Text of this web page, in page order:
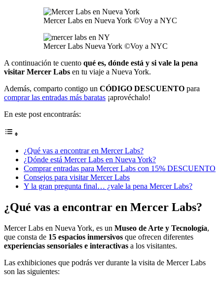
Mercer Labs en Nueva York ©Voy a NYC
Mercer Labs Nueva York ©Voy a NYC
A continuación te cuento qué es, dónde está y si vale la pena
visitar Mercer Labs en tu viaje a Nueva York.
Además, comparto contigo un CÓDIGO DESCUENTO para
comprar las entradas más baratas ¡aprovéchalo!
En este post encontrarás:
¿Qué vas a encontrar en Mercer Labs?
¿Dónde está Mercer Labs en Nueva York?
Comprar entradas para Mercer Labs con 15% DESCUENTO
Consejos para visitar Mercer Labs
Y la gran pregunta final… ¿vale la pena Mercer Labs?
¿Qué vas a encontrar en Mercer Labs?
Mercer Labs en Nueva York, es un Museo de Arte y Tecnología,
que consta de 15 espacios inmersivos que ofrecen diferentes
experiencias sensoriales e interactivas a los visitantes.
Las exhibiciones que podrás ver durante la visita de Mercer Labs
son las siguientes: